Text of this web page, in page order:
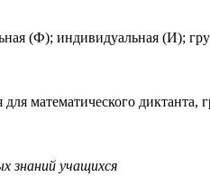
(Ф); индивидуальная (И);
для математического
знаний учащихся